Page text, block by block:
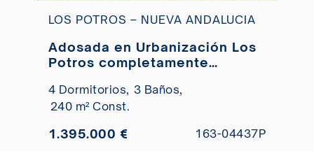
LOS POTROS – NUEVA ANDALUCIA
Adosada en Urbanización Los
Potros completamente
4 Dormitorios, 3 Baños,
240 m² Const.
1.395.000 € 163-04437P